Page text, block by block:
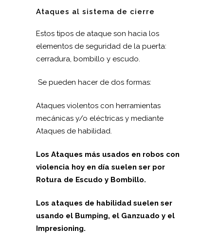
Ataques al sistema de cierre
Estos tipos de ataque son hacia los
elementos de seguridad de la puerta:
cerradura, bombillo y escudo.
Se pueden hacer de dos formas:
Ataques violentos con herramientas
mecánicas y/o eléctricas y mediante
Ataques de habilidad.
Los Ataques más usados en robos con
violencia hoy en día suelen ser por
Rotura de Escudo y Bombillo.
Los ataques de habilidad suelen ser
usando el Bumping, el Ganzuado y el
Impresioning.